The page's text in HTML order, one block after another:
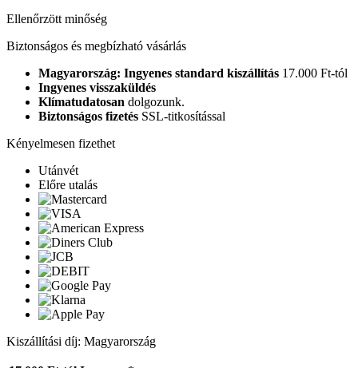
Ellenőrzött minőség
Biztonságos és megbízható vásárlás
Magyarország: Ingyenes standard kiszállítás 17.000 Ft-tól
Ingyenes visszaküldés
Klímatudatosan dolgozunk.
Biztonságos fizetés SSL-titkosítással
Kényelmesen fizethet
Utánvét
Előre utalás
Kiszállítási díj: Magyarország